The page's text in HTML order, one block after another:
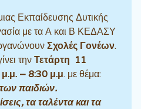
Εκπαίδευσης Δυτικής
με τα Α και Β ΚΕΔΑΣΥ
Σχολές Γονέων.
τηνΤετάρτη 11
– 8:30 μ.μ. με θέμα:
παιδιών.
τα ταλέντα και τα